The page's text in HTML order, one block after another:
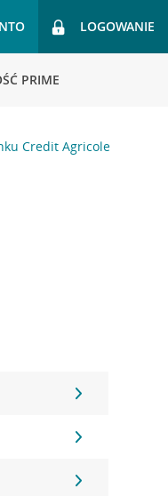
LOGOWANIE
PRIME
Credit Agricole